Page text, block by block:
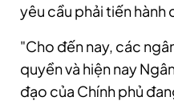
yêu cầu phải tiến hành
"Cho đến nay, các
quyền và hiện nay
đạo của Chính phủ